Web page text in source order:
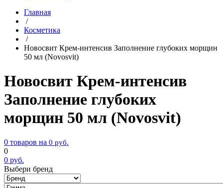
Главная
/
Косметика
/
Новосвит Крем-интенсив Заполнение глубоких морщин
50 мл (Novosvit)
Новосвит Крем-интенсив
Заполнение глубоких
морщин 50 мл (Novosvit)
0 товаров на 0 руб.
0
0 руб.
Выбери бренд